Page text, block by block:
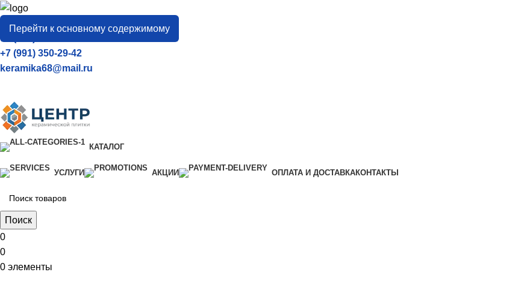
Перейти к основному содержимому
город
Тамбов
+7 (906) 657-33-54
+7 (991) 350-29-42
keramika68@mail.ru
КАТАЛОГ
УСЛУГИ АКЦИИ ОПЛАТА И ДОСТАВКАКОНТАКТЫ
Поиск
0
0
0 элементы